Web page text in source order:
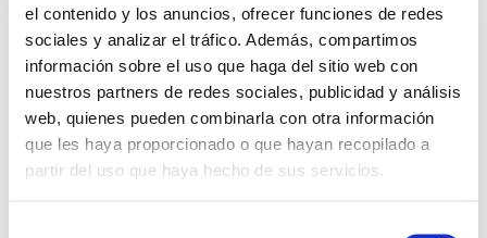
el contenido y los anuncios, ofrecer funciones de redes
sociales y analizar el tráfico. Además, compartimos
información sobre el uso que haga del sitio web con
nuestros partners de redes sociales, publicidad y análisis
web, quienes pueden combinarla con otra información
que les haya proporcionado o que hayan recopilado a
partir del uso que haya hecho de sus servicios.
Client:
Chad Wildermut